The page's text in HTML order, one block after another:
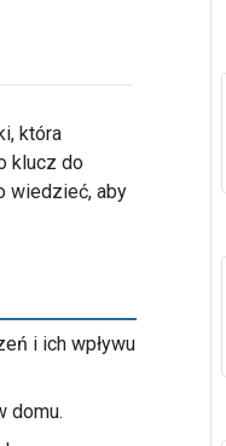
która
klucz do
wiedzieć, aby
i ich wpływu
domu.